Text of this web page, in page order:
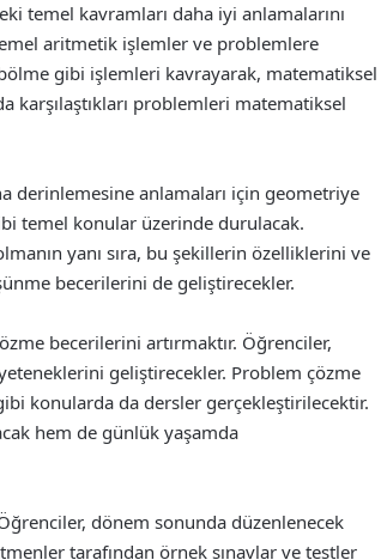
temel kavramları daha iyi anlamalarını
aritmetik işlemler ve problemlere
gibi işlemleri kavrayarak, matematiksel
karşılaştıkları problemleri matematiksel
derinlemesine anlamaları için geometriye
temel konular üzerinde durulacak.
yanı sıra, bu şekillerin özelliklerini ve
becerilerini de geliştirecekler.
becerilerini artırmaktır. Öğrenciler,
geliştirecekler. Problem çözme
konularda da dersler gerçekleştirilecektir.
hem de günlük yaşamda
Öğrenciler, dönem sonunda düzenlenecek
tarafından örnek sınavlar ve testler